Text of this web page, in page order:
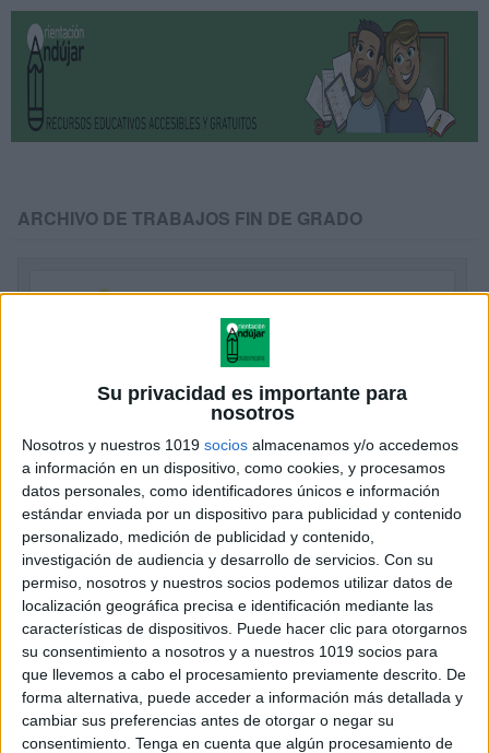
Su privacidad es importante para
nosotros
Nosotros y nuestros 1019 socios almacenamos y/o accedemos
a información en un dispositivo, como cookies, y procesamos
datos personales, como identificadores únicos e información
estándar enviada por un dispositivo para publicidad y contenido
personalizado, medición de publicidad y contenido,
investigación de audiencia y desarrollo de servicios. Con su
permiso, nosotros y nuestros socios podemos utilizar datos de
localización geográfica precisa e identificación mediante las
características de dispositivos. Puede hacer clic para otorgarnos
su consentimiento a nosotros y a nuestros 1019 socios para
que llevemos a cabo el procesamiento previamente descrito. De
forma alternativa, puede acceder a información más detallada y
cambiar sus preferencias antes de otorgar o negar su
consentimiento. Tenga en cuenta que algún procesamiento de
ARCHIVO DE TRABAJOS FIN DE GRADO
Cómo elegir un tema de TFG
Publicado el 22 enero, 2023
Cómo elegir un tema de TFG Elegir un tema para tu
TFG puede ser una tarea abrumadora. Tanto si has
decidido escribirlo por ti mismo como si vas a comprar
[…]
SEGUIR LEYENDO